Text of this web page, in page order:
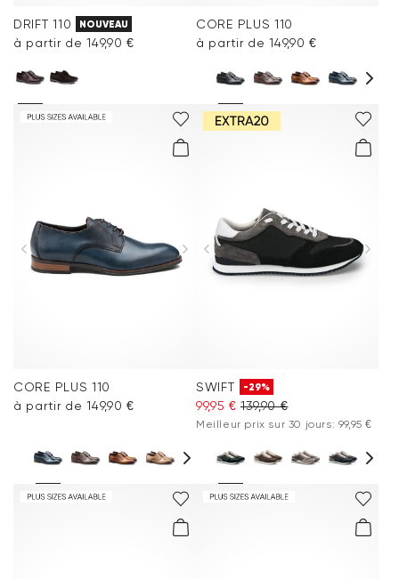
DRIFT 110 NOUVEAU
à partir de 149,90 €
CORE PLUS 110
à partir de 149,90 €
CORE PLUS 110
à partir de 149,90 €
SWIFT -29%
99,95 € 139,90 €
Meilleur prix sur 30 jours: 99,95 €